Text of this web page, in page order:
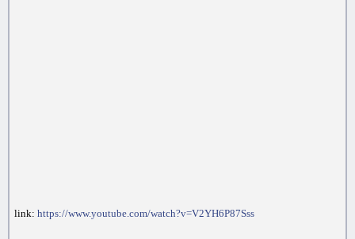
link: https://www.youtube.com/watch?v=V2YH6P87Sss